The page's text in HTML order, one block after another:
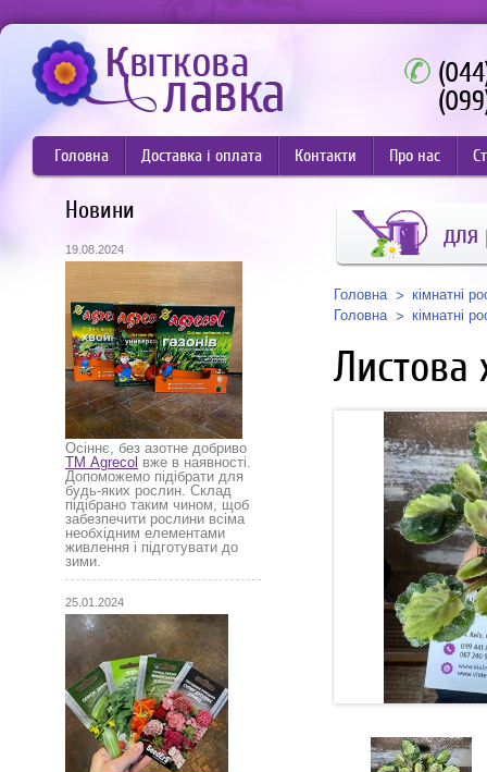
Головна Доставка і оплата Контакти Про нас
Новини
19.08.2024
Осіннє, без азотне добриво
ТМ Agrecol вже в наявності.
Допоможемо підібрати для
будь-яких рослин. Склад
підібрано таким чином, щоб
забезпечити рослини всіма
необхідним елементами
живлення і підготувати до
зими.
25.01.2024
для
Головна
кімнатні
Головна
кімнатні
Листова